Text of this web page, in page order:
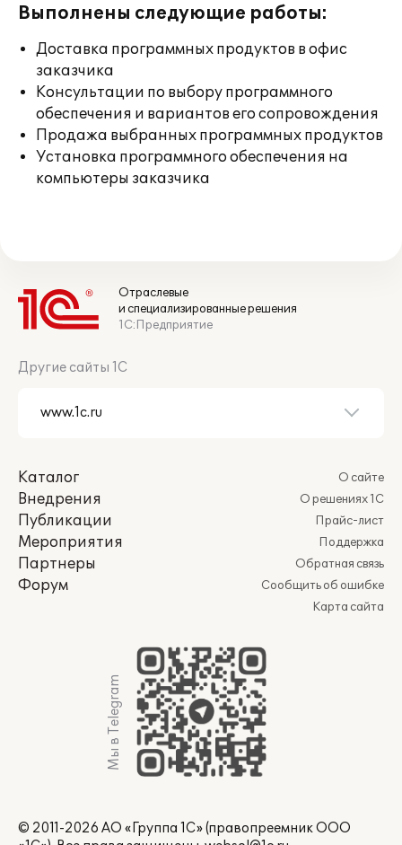
Выполнены следующие работы:
Доставка программных продуктов в офис
заказчика
Консультации по выбору программного
обеспечения и вариантов его сопровождения
Продажа выбранных программных продуктов
Установка программного обеспечения на
компьютеры заказчика
Отраслевые
и специализированные решения
1С:Предприятие
Другие сайты 1С
Каталог
Внедрения
Публикации
Мероприятия
Партнеры
Форум
О сайте
О решениях 1С
Прайс-лист
Поддержка
Обратная связь
Сообщить об ошибке
Карта сайта
Мы в Telegram
© 2011-2026 АО «Группа 1С» (правопреемник ООО